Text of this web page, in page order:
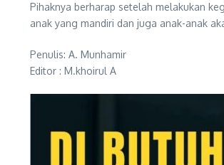
Pihaknya berharap setelah melakukan
anak yang mandiri dan juga anak-anak
Penulis: A. Munhamir
Editor : M.khoirul A